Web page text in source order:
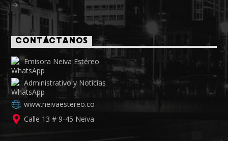
CONTÁCTANOS
Emisora Neiva Estéreo
Administrativo y Noticias
www.neivaestereo.co
Calle 13 # 9-45 Neiva